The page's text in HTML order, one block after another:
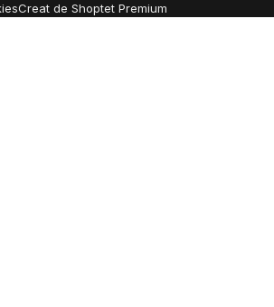
Creat de Shoptet Premium